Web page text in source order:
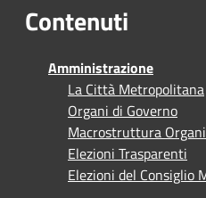
Contenuti
Amministrazione
La Città Metropolitana
Organi di Governo
Macrostruttura
Elezioni Trasparenti
Elezioni del Consiglio